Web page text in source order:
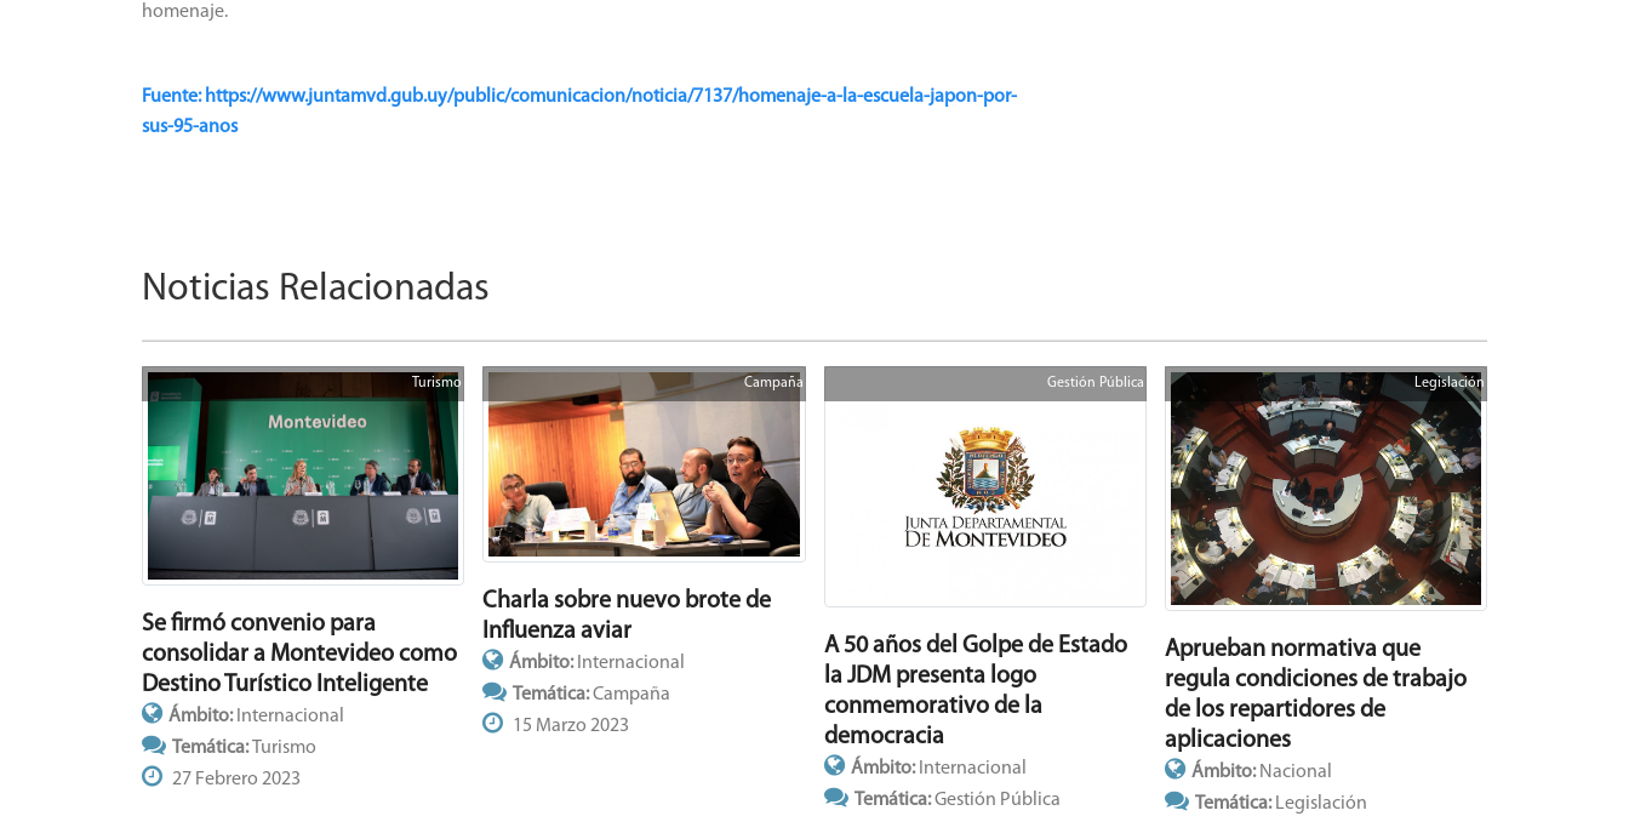
homenaje.
Fuente: https://www.juntamvd.gub.uy/public/comunicacion/noticia/7137/homenaje-a-la-escuela-japon-por-
sus-95-anos
Noticias Relacionadas
Turismo
Se firmó convenio para
consolidar a Montevideo como
Destino Turístico Inteligente
Ámbito: Internacional
Temática:Turismo
27 Febrero 2023
Campaña
Charla sobre nuevo brote de
Influenza aviar
Ámbito: Internacional
Temática:Campaña
15 Marzo 2023
Gestión Pública
A 50 años del Golpe de Estado
la JDM presenta logo
conmemorativo de la
democracia
Ámbito: Internacional
Temática:Gestión Pública
Legislación
Aprueban normativa que
regula condiciones de trabajo
de los repartidores de
aplicaciones
Ámbito:Nacional
Temática:Legislación